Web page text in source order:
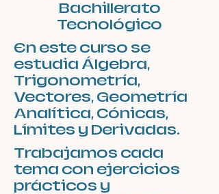
Bachillerato
Tecnológico
En este curso se
estudia Álgebra,
Trigonometría,
Vectores, Geometría
Analítica, Cónicas,
Límites y Derivadas.
Trabajamos cada
tema con ejercicios
prácticos y